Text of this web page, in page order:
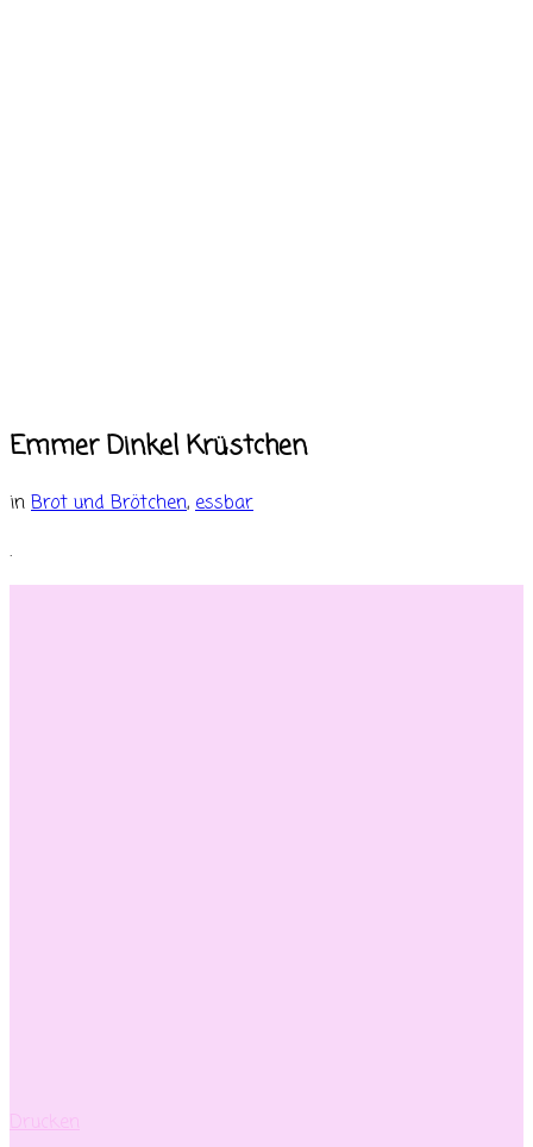
Emmer Dinkel Krüstchen
in Brot und Brötchen, essbar
.
Drucken